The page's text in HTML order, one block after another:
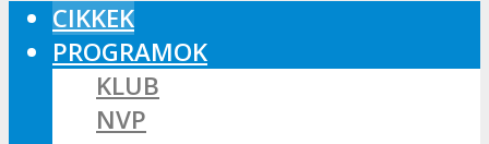
CIKKEK
PROGRAMOK
KLUB
NVP